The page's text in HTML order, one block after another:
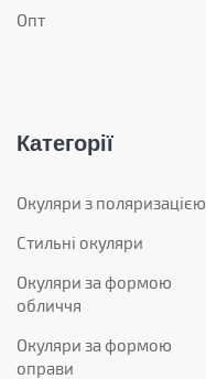
Опт
Категорії
Окуляри з поляризацією
Стильні окуляри
Окуляри за формою
обличчя
Окуляри за формою
оправи